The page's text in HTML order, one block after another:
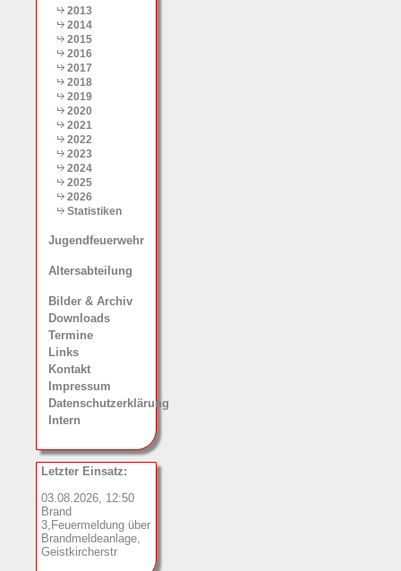
2013
2014
2015
2016
2017
2018
2019
2020
2021
2022
2023
2024
2025
2026
Statistiken
Jugendfeuerwehr
Altersabteilung
Bilder & Archiv
Downloads
Termine
Links
Kontakt
Impressum
Datenschutzerklärung
Intern
Letzter Einsatz:
03.08.2026, 12:50
Brand
3,Feuermeldung über
Brandmeldeanlage,
Geistkircherstr